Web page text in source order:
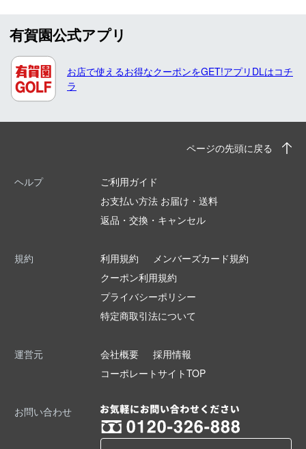
有賀園公式アプリ
お店で使えるお得なクーポンをGET!アプリDLはコチ
ラ
ページの先頭に戻る
ヘルプ
ご利用ガイド
お支払い方法 お届け・送料
返品・交換・キャンセル
規約 利用規約
メンバーズカード規約
クーポン利用規約
プライバシーポリシー
特定商取引法について
運営元 会社概要
採用情報
コーポレートサイトTOP
お問い合わせ